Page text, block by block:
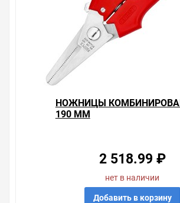
НОЖНИЦЫ
190 ММ
2 518.99 ₽
нет в наличии
Добавить в корзину